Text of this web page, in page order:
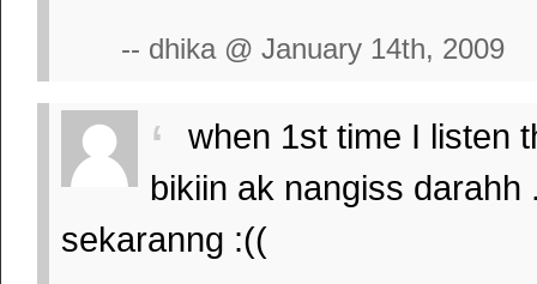
-- dhika @ January 14th, 2009
when 1st time I listen
bikiin ak nangiss
sekaranng :((